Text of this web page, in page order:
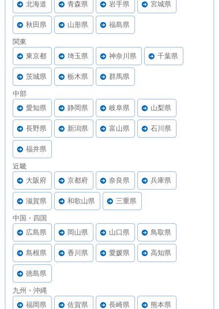
北海道
青森県 岩手県 宮城県
秋田県 山形県 福島県
関東
東京都
埼玉県 神奈川県 千葉県
茨城県 栃木県 群馬県
中部
愛知県
静岡県 岐阜県 山梨県
長野県 新潟県 富山県 石川県
福井県
近畿
大阪府
京都府 奈良県 兵庫県
滋賀県 和歌山県 三重県
中国・四国
広島県
岡山県 山口県 鳥取県
島根県 香川県 愛媛県 高知県
徳島県
九州・沖縄
福岡県
佐賀県 長崎県 熊本県